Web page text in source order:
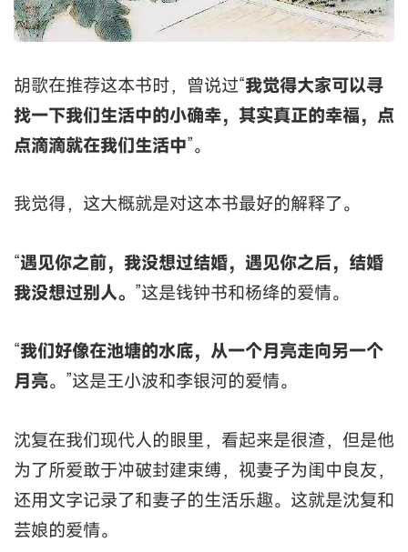
胡歌在推荐这本书时，曾说过“我觉得大家可以寻
找一下我们生活中的小确幸，其实真正的幸福，点
点滴滴就在我们生活中”。
我觉得，这大概就是对这本书最好的解释了。
“遇见你之前，我没想过结婚，遇见你之后，结婚
我没想过别人。 ”这是钱钟书和杨绛的爱情。
“我们好像在池塘的水底，从一个月亮走向另一个
月亮。”这是王小波和李银河的爱情。
沈复在我们现代人的眼里，看起来是很渣，但是他
为了所爱敢于冲破封建束缚，视妻子为闺中良友，
还用文字记录了和妻子的生活乐趣。这就是沈复和
芸娘的爱情。